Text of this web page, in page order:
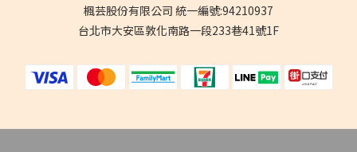
楓芸股份有限公司 統一編號:94210937
台北市大安區敦化南路一段233巷41號1F